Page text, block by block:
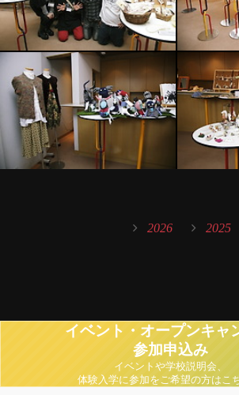
2026
2025
イベント・オープンキャ
参加申込み
イベントや学校説明会、
体験入学に参加をご希望の方はこ